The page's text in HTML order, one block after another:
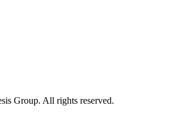
Group. All rights reserved.